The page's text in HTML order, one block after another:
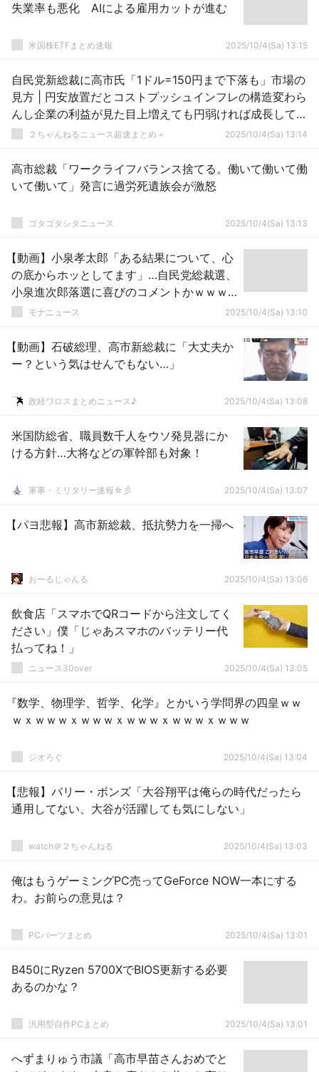
失業率も悪化 AIによる雇用カットが進む
米国株ETFまとめ速報 2025/10/4(Sa) 13:15
自民党新総裁に高市氏「1ドル=150円まで下落も」市場の
見方 | 円安放置だとコストプッシュインフレの構造変わら
んし企業の利益が見た目上増えても円弱ければ成長してな
いんよな
２ちゃんねるニュース超速まとめ＋ 2025/10/4(Sa) 13:14
高市総裁「ワークライフバランス捨てる。働いて働いて働
いて働いて」発言に過労死遺族会が激怒
ゴタゴタシタニュース 2025/10/4(Sa) 13:13
【動画】小泉孝太郎「ある結果について、心
の底からホッとしてます」…自民党総裁選、
小泉進次郎落選に喜びのコメントかｗｗｗ
ｗｗモナニュース 2025/10/4(Sa) 13:10
【動画】石破総理、高市新総裁に「大丈夫か
ー？という気はせんでもない…」
政経ワロスまとめニュース♪ 2025/10/4(Sa) 13:08
米国防総省、職員数千人をウソ発見器にか
ける方針…大将などの軍幹部も対象！
軍事・ミリタリー速報☆彡 2025/10/4(Sa) 13:07
【パヨ悲報】高市新総裁、抵抗勢力を一掃へ
おーるじゃんる 2025/10/4(Sa) 13:06
飲食店「スマホでQRコードから注文してく
ださい」僕「じゃあスマホのバッテリー代
払ってね！」
ニュース30over 2025/10/4(Sa) 13:05
『数学、物理学、哲学、化学』とかいう学問界の四皇ｗｗ
ｗｘｗｗｗｘｗｗｗｘｗｗｗｘｗｗｗｘｗｗｗ
ジオろぐ 2025/10/4(Sa) 13:04
【悲報】バリー・ボンズ「大谷翔平は俺らの時代だったら
通用してない、大谷が活躍しても気にしない」
watch＠２ちゃんねる 2025/10/4(Sa) 13:03
俺はもうゲーミングPC売ってGeForce NOW一本にする
わ。お前らの意見は？
PCパーツまとめ 2025/10/4(Sa) 13:01
B450にRyzen 5700XでBIOS更新する必要
あるのかな？
汎用型自作PCまとめ 2025/10/4(Sa) 13:01
へずまりゅう市議「高市早苗さんおめでと